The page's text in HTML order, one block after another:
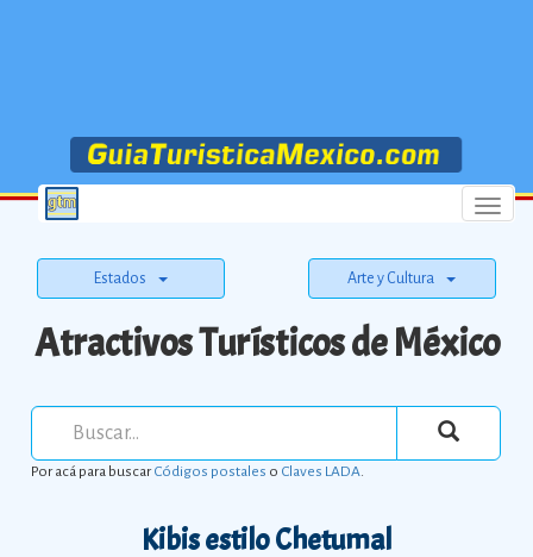
Menu
Estados Arte y Cultura
Atractivos Turísticos de México
Por acá para buscarCódigos postales o Claves LADA.
Kibis estilo Chetumal